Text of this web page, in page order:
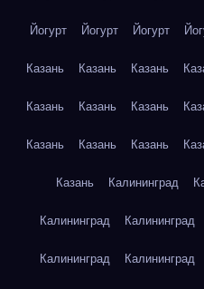
Йогурт Йогурт Йогурт
Казань Казань Казань
Казань Казань Казань
Казань Казань Казань
Казань Калининград
Калининград Калининград
Калининград Калининград